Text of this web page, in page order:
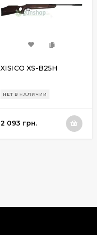
XISICO XS-B25H
НЕТ В НАЛИЧИИ
2 093 грн.